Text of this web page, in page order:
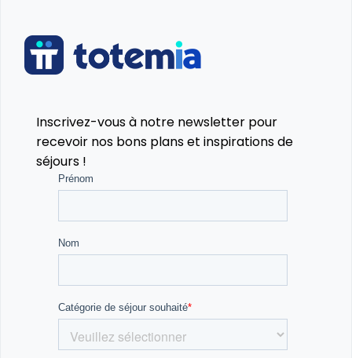
Inscrivez-vous à notre newsletter pour
recevoir nos bons plans et inspirations de
séjours !